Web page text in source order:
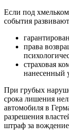
Если под
события
права
страховая
нанесенный
При грубых
срока лишения
автомобиля в
разрешения
штраф за